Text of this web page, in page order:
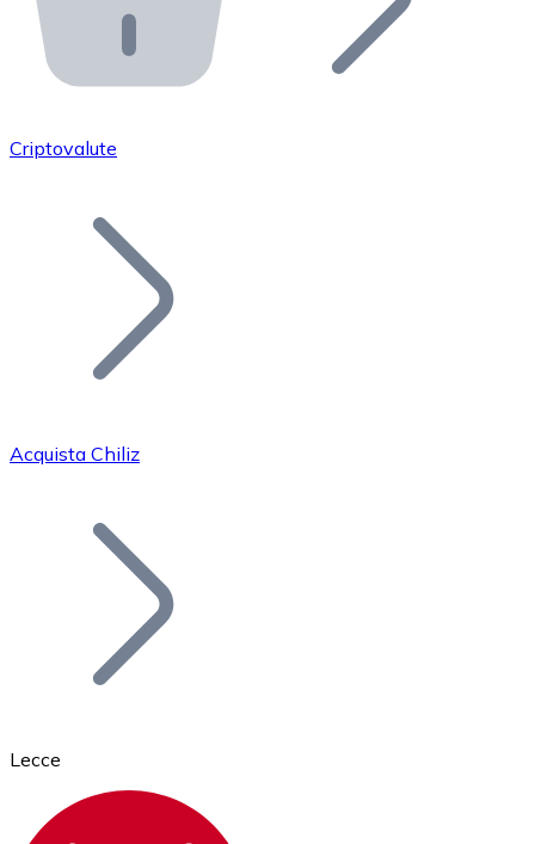
API Bitnovo
Integra la nostra API nel tuo ecosistema.
Unisciti alla nostra rete di rivenditori e
Aggiungi il token del tuo progetto al nostro servizio di
Bitcoin
Criptovalute
Acquista Chiliz
Lecce